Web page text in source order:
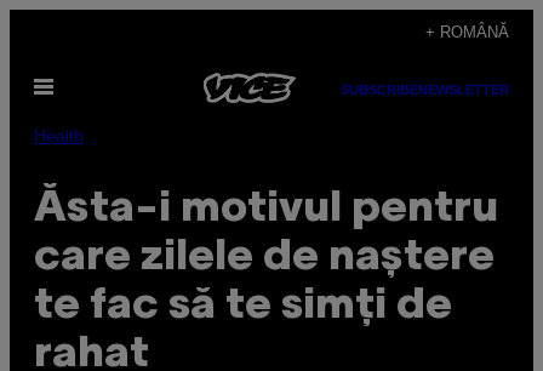
content
+ ROMÂNĂ
Open
SUBSCRIBENEWSLETTER
Health
Ăsta-i motivul pentru
care zilele de naștere
te fac să te simți de
rahat